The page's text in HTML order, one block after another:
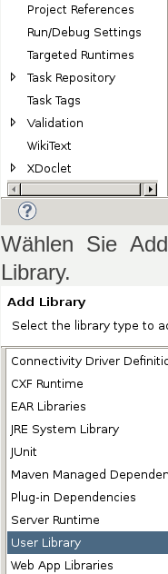
Wählen Sie
Library.